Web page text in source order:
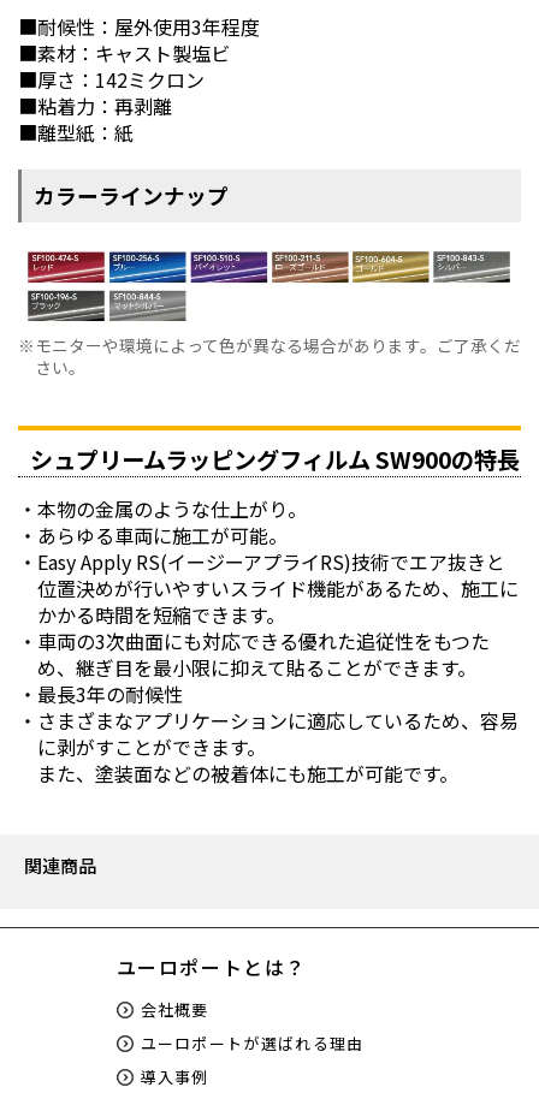
■耐候性：屋外使用3年程度
■素材：キャスト製塩ビ
■厚さ：142ミクロン
■粘着力：再剥離
■離型紙：紙
カラーラインナップ
モニターや環境によって色が異なる場合があります。ご了承くだ
さい。
シュプリームラッピングフィルム SW900の特長
本物の金属のような仕上がり。
あらゆる車両に施工が可能。
Easy Apply RS(イージーアプライRS)技術でエア抜きと
位置決めが行いやすいスライド機能があるため、施工に
かかる時間を短縮できます。
車両の3次曲面にも対応できる優れた追従性をもつた
め、継ぎ目を最小限に抑えて貼ることができます。
最長3年の耐候性
さまざまなアプリケーションに適応しているため、容易
に剥がすことができます。
また、塗装面などの被着体にも施工が可能です。
関連商品
ユーロポートとは？
会社概要
ユーロポートが選ばれる理由
導入事例